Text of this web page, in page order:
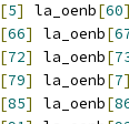
[5] la_oenb[60]
[66] la_oenb[
[72] la_oenb[
[79] la_oenb[7]
[85] la_oenb[